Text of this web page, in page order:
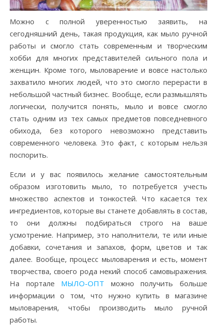
Можно с полной уверенностью заявить, на
сегодняшний день, такая продукция, как мыло ручной
работы и смогло стать современным и творческим
хобби для многих представителей сильного пола и
женщин. Кроме того, мыловарение и вовсе настолько
захватило многих людей, что это смогло перерасти в
небольшой частный бизнес. Вообще, если размышлять
логически, получится понять, мыло и вовсе смогло
стать одним из тех самых предметов повседневного
обихода, без которого невозможно представить
современного человека. Это факт, с которым нельзя
поспорить.
Если и у вас появилось желание самостоятельным
образом изготовить мыло, то потребуется учесть
множество аспектов и тонкостей. Что касается тех
ингредиентов, которые вы станете добавлять в состав,
то они должны подбираться строго на ваше
усмотрение. Например, это наполнители, те или иные
добавки, сочетания и запахов, форм, цветов и так
далее. Вообще, процесс мыловарения и есть, момент
творчества, своего рода некий способ самовыражения.
На портале МЫЛО-ОПТ можно получить больше
информации о том, что нужно купить в магазине
мыловарения, чтобы производить мыло ручной
работы.